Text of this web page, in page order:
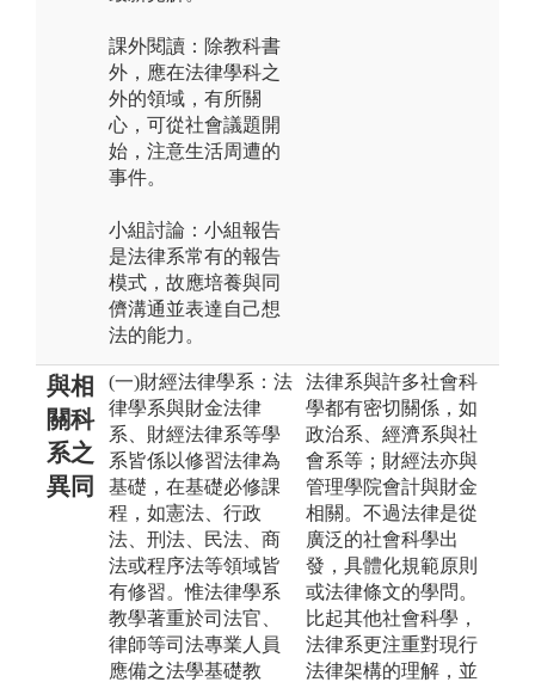
課外閱讀：除教科書
外，應在法律學科之
外的領域，有所關
心，可從社會議題開
始，注意生活周遭的
事件。
小組討論：小組報告
是法律系常有的報告
模式，故應培養與同
儕溝通並表達自己想
法的能力。
與相
關科
系之
異同
(一)財經法律學系：法
律學系與財金法律
系、財經法律系等學
系皆係以修習法律為
基礎，在基礎必修課
程，如憲法、行政
法、刑法、民法、商
法或程序法等領域皆
有修習。惟法律學系
教學著重於司法官、
律師等司法專業人員
應備之法學基礎教
法律系與許多社會科
學都有密切關係，如
政治系、經濟系與社
會系等；財經法亦與
管理學院會計與財金
相關。不過法律是從
廣泛的社會科學出
發，具體化規範原則
或法律條文的學問。
比起其他社會科學，
法律系更注重對現行
法律架構的理解，並